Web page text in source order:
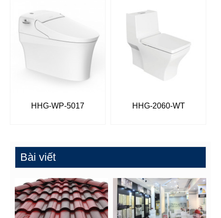
HHG-WP-5017 HHG-2060-WT
Bài viết